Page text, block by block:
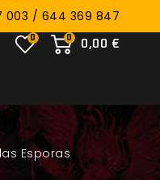
003 / 644 369 847
0
0,00 €
0
Esporas